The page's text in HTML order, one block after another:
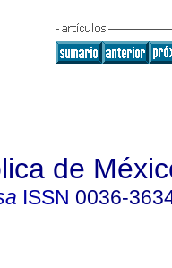
de
ISSN 0036-